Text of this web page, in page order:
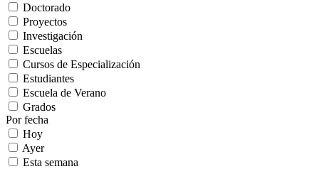
Doctorado
Proyectos
Investigación
Escuelas
Cursos de Especialización
Estudiantes
Escuela de Verano
Grados
Por fecha
Hoy
Ayer
Esta semana